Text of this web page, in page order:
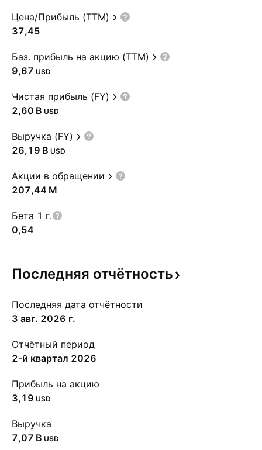
Цена/Прибыль (TTM)
37,45
Баз. прибыль на акцию (TTM)
9,67 USD
Чистая прибыль (FY)
‪2,60 B‬ USD
Выручка (FY)
‪26,19 B‬ USD
Акции в обращении
‪207,44 M‬
Бета 1 г.
0,54
Последняя отчётность
Последняя дата отчётности
3 авг. 2026 г.
Отчётный период
2-й квартал 2026
Прибыль на акцию
3,19 USD
Выручка
‪7,07 B‬ USD